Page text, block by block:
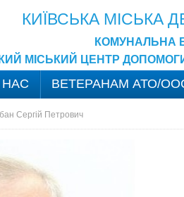
КИЇВСЬКА МІСЬКА
КОМУНАЛЬНА
МІСЬКИЙ ЦЕНТР
ВЕТЕРАНАМ АТО/
Сергій Петрович